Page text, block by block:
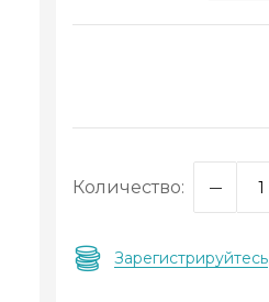
Количество:
Зарегистрируйтесь